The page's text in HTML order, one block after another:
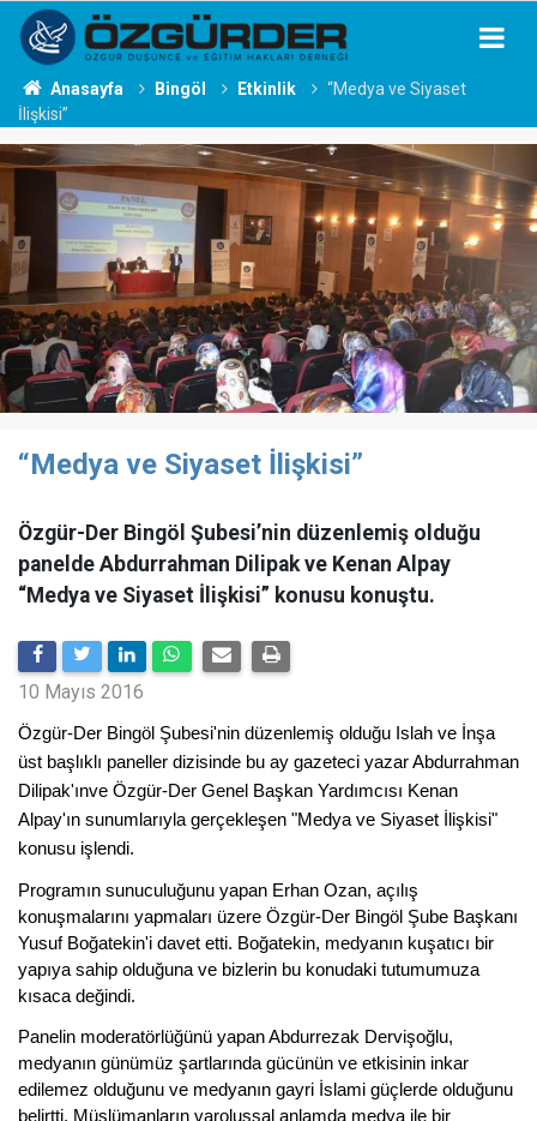
Anasayfa Bingöl Etkinlik
“Medya ve Siyaset
İlişkisi”
“Medya ve Siyaset İlişkisi”
Özgür-Der Bingöl Şubesi’nin düzenlemiş olduğu
panelde Abdurrahman Dilipak ve Kenan Alpay
“Medya ve Siyaset İlişkisi” konusu konuştu.
10 Mayıs 2016
Özgür-Der Bingöl Şubesi'nin düzenlemiş olduğu Islah ve İnşa
üst başlıklı paneller dizisinde bu ay gazeteci yazar Abdurrahman
Dilipak'ınve Özgür-Der Genel Başkan Yardımcısı Kenan
Alpay'ın sunumlarıyla gerçekleşen "Medya ve Siyaset İlişkisi"
konusu işlendi.
Programın sunuculuğunu yapan Erhan Ozan, açılış
konuşmalarını yapmaları üzere Özgür-Der Bingöl Şube Başkanı
Yusuf Boğatekin'i davet etti. Boğatekin, medyanın kuşatıcı bir
yapıya sahip olduğuna ve bizlerin bu konudaki tutumumuza
kısaca değindi.
Panelin moderatörlüğünü yapan Abdurrezak Dervişoğlu,
medyanın günümüz şartlarında gücünün ve etkisinin inkar
edilemez olduğunu ve medyanın gayri İslami güçlerde olduğunu
belirtti. Müslümanların varoluşsal anlamda medya ile bir